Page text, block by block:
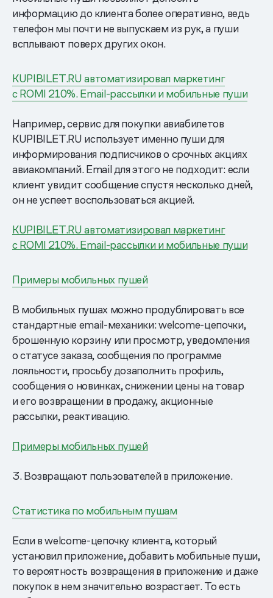
информацию до клиента более оперативно, ведь
телефон мы почти не выпускаем из рук, а пуши
всплывают поверх других окон.
KUPIBILET.RU автоматизировал маркетинг
с ROMI 210%. Email-рассылки и мобильные пуши
Например, сервис для покупки авиабилетов
KUPIBILET.RU использует именно пуши для
информирования подписчиков о срочных акциях
авиакомпаний. Email для этого не подходит: если
клиент увидит сообщение спустя несколько дней,
он не успеет воспользоваться акцией.
KUPIBILET.RU автоматизировал маркетинг
с ROMI 210%. Email-рассылки и мобильные пуши
Примеры мобильных пушей
В мобильных пушах можно продублировать все
стандартные email-механики: welcome-цепочки,
брошенную корзину или просмотр, уведомления
о статусе заказа, сообщения по программе
лояльности, просьбу дозаполнить профиль,
сообщения о новинках, снижении цены на товар
и его возвращении в продажу, акционные
рассылки, реактивацию.
Примеры мобильных пушей
3. Возвращают пользователей в приложение.
Статистика по мобильным пушам
Если в welcome-цепочку клиента, который
установил приложение, добавить мобильные пуши,
то вероятность возвращения в приложение и даже
покупок в нем значительно возрастает. То есть